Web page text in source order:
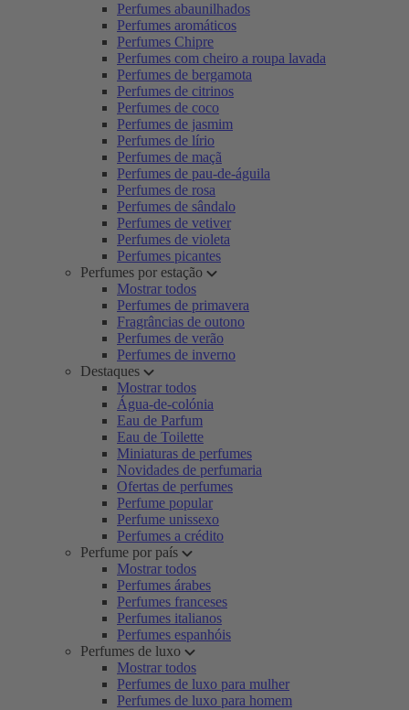
Perfumes abaunilhados
Perfumes aromáticos
Perfumes Chipre
Perfumes com cheiro a roupa lavada
Perfumes de bergamota
Perfumes de citrinos
Perfumes de coco
Perfumes de jasmim
Perfumes de lírio
Perfumes de maçã
Perfumes de pau-de-águila
Perfumes de rosa
Perfumes de sândalo
Perfumes de vetiver
Perfumes de violeta
Perfumes picantes
Perfumes por estação
Mostrar todos
Perfumes de primavera
Fragrâncias de outono
Perfumes de verão
Perfumes de inverno
Destaques
Mostrar todos
Água-de-colónia
Eau de Parfum
Eau de Toilette
Miniaturas de perfumes
Novidades de perfumaria
Ofertas de perfumes
Perfume popular
Perfume unissexo
Perfumes a crédito
Perfume por país
Mostrar todos
Perfumes árabes
Perfumes franceses
Perfumes italianos
Perfumes espanhóis
Perfumes de luxo
Mostrar todos
Perfumes de luxo para mulher
Perfumes de luxo para homem